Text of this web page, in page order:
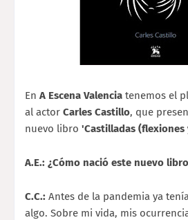
En A Escena Valencia tenemos el
al actor Carles Castillo, que
nuevo libro 'Castilladas
A.E.: ¿Cómo nació este nuevo
C.C.: Antes de la pandemia ya
algo. Sobre mi vida, mis